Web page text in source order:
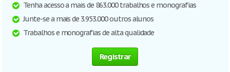
Tenha acesso a mais de 863.000 trabalhos e monografias
Junte-se a mais de 3.953.000 outros alunos
Trabalhos e monografias de alta qualidade
Registrar